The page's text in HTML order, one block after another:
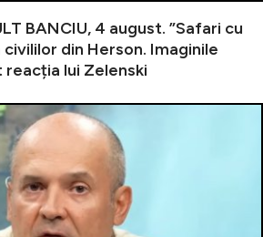
BANCIU, 4 august. ”Safari cu
din Herson. Imaginile
lui Zelenski